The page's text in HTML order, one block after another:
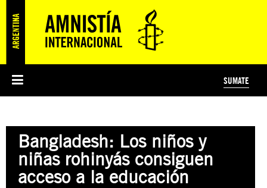
PREGUNTAS FRECUENTES
ÁREAS TEMÁTICAS
JUSTICIA INTERNACIONAL
EDUCACIÓN EN DERECHOS HUMANOS Y JÓVENES
PRENSA
SUSCRIBITE
SUMATE
PREGUNTAS FRECUENTES
Bangladesh: Los niños y
niñas rohinyás consiguen
acceso a la educación